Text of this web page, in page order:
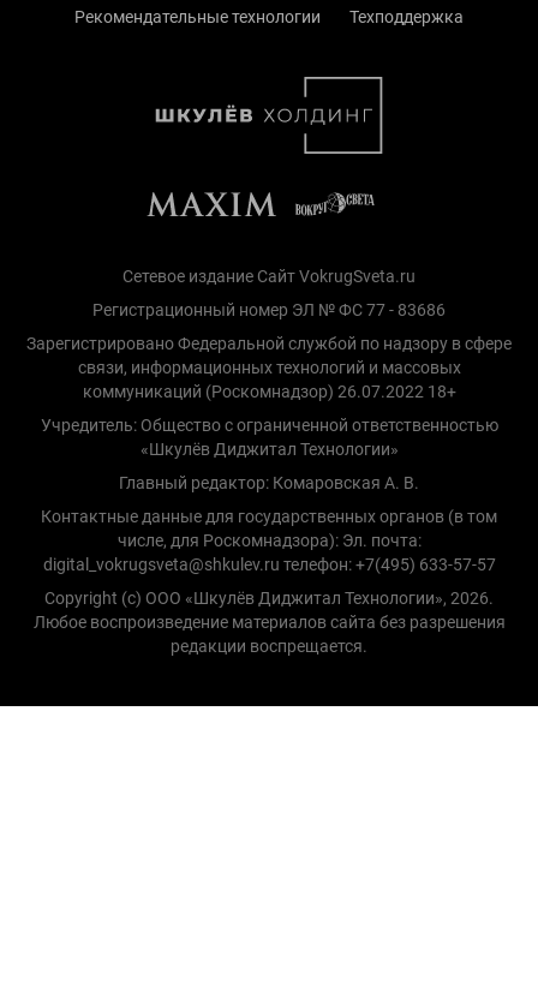
Рекомендательные технологии
Техподдержка
Сетевое издание Сайт VokrugSveta.ru
Регистрационный номер ЭЛ № ФС 77 - 83686
Зарегистрировано Федеральной службой по надзору в сфере
связи, информационных технологий и массовых
коммуникаций (Роскомнадзор) 26.07.2022 18+
Учредитель: Общество с ограниченной ответственностью
«Шкулёв Диджитал Технологии»
Главный редактор: Комаровская А. В.
Контактные данные для государственных органов (в том
числе, для Роскомнадзора): Эл. почта:
digital_vokrugsveta@shkulev.ru телефон: +7(495) 633-57-57
Copyright (с) ООО «Шкулёв Диджитал Технологии», 2026.
Любое воспроизведение материалов сайта без разрешения
редакции воспрещается.